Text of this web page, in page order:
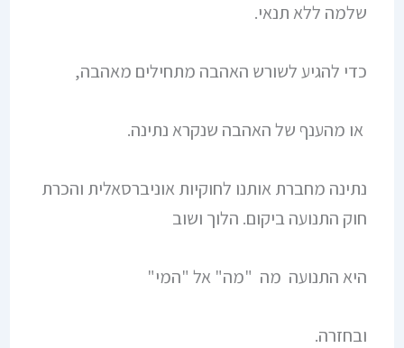
שלמה ללא תנאי.
כדי להגיע לשורש האהבה מתחילים מאהבה,
או מהענף של האהבה שנקרא נתינה.
נתינה מחברת אותנו לחוקיות אוניברסאלית והכרת
חוק התנועה ביקום. הלוך ושוב
היא התנועה מה "מה" אל "המי"
ובחזרה.